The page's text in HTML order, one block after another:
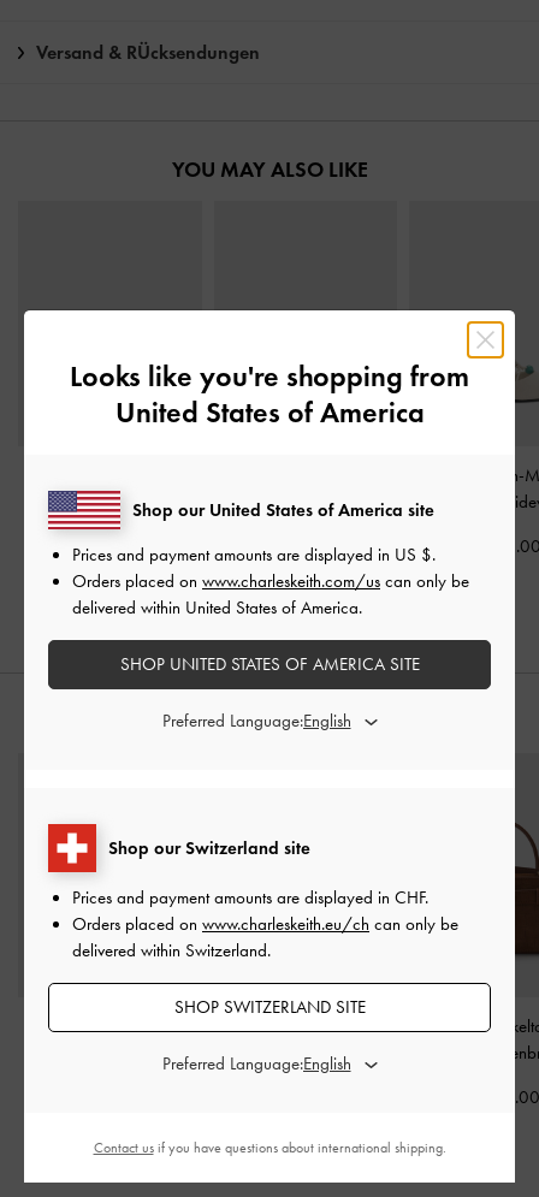
Versand & RÜcksendungen
YOU MAY ALSO LIKE
Kreideweiß
CHF65.00
Schnalle- Kreideweiß
CHF119.00
Georgie Leinen-
STYLE IT WITH
Aubrielle Handtasche im
CHF95.00
Mirabelle strukturierte
Handtasche mit Griffen
Elfenbein
Aubrielle
Looks like you're shopping from
United States of America
Shop our Switzerland site
Prices and payment amounts are displayed in CHF.
Orders placed on www.charleskeith.eu/ch can only be
delivered within Switzerland.
SHOP SWITZERLAND SITE
Preferred Language:
Shop our United States of America site
Prices and payment amounts are displayed in US $.
Orders placed on www.charleskeith.com/us can only be
delivered within United States of America.
SHOP UNITED STATES OF AMERICA SITE
Preferred Language:
Contact usif you have questions about international shipping.